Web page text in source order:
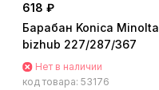
618 ₽
Барабан Konica Minolta
bizhub 227/287/367
Нет в наличии
код товара: 53176